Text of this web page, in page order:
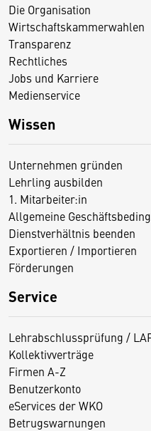
Die Organisation
Wirtschaftskammerwahlen
Transparenz
Rechtliches
Jobs und Karriere
Medienservice
Wissen
Unternehmen gründen
Lehrling ausbilden
1. Mitarbeiter:in
Allgemeine
Dienstverhältnis beenden
Exportieren / Importieren
Förderungen
Service
Lehrabschlussprüfung /
Kollektivverträge
Firmen A-Z
Benutzerkonto
eServices der WKO
Betrugswarnungen